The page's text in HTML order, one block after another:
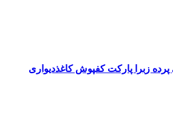
زبرا پارکت کفپوش کاغذدیواری